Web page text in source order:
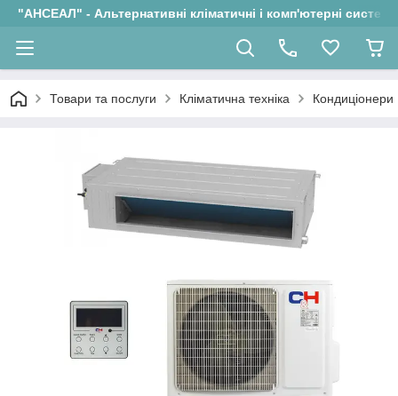
"АНСЕАЛ" - Альтернативні кліматичні і комп'ютерні системи
Товари та послуги Кліматична техніка Кондиціонери